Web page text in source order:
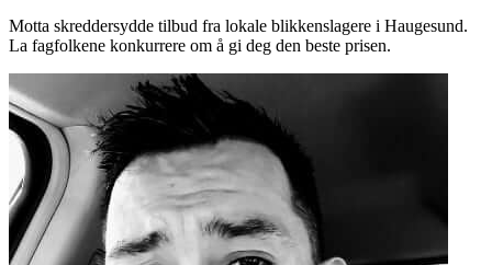
Motta skreddersydde tilbud fra lokale blikkenslagere i Haugesund.
La fagfolkene konkurrere om å gi deg den beste prisen.